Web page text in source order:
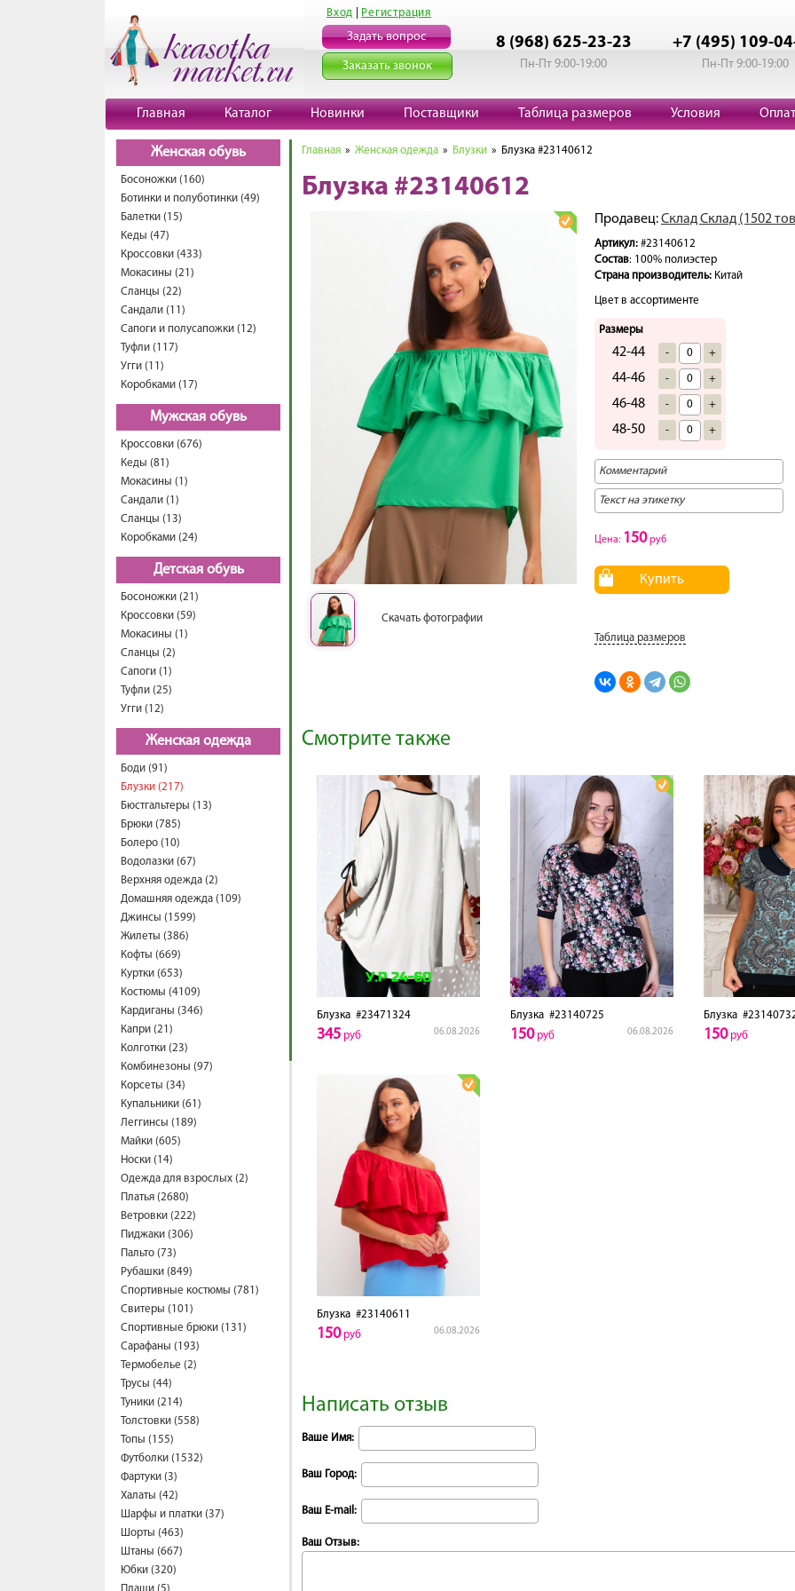
Вход Регистрация
Задать вопрос
Заказать звонок
8 (968) 625-23-23
Пн-Пт 9:00-19:00
+7 (495) 109-
Пн-Пт 9:00-19:00
Главная Каталог Новинки Поставщики Таблица размеров Условия
Женская обувь
Босоножки (160)
Ботинки и полуботинки (49)
Балетки (15)
Кеды (47)
Кроссовки (433)
Мокасины (21)
Сланцы (22)
Сандали (11)
Сапоги и полусапожки (12)
Туфли (117)
Угги (11)
Коробками (17)
Мужская обувь
Кроссовки (676)
Кеды (81)
Мокасины (1)
Сандали (1)
Сланцы (13)
Коробками (24)
Детская обувь
Босоножки (21)
Кроссовки (59)
Мокасины (1)
Сланцы (2)
Сапоги (1)
Туфли (25)
Угги (12)
Женская одежда
Боди (91)
Блузки (217)
Бюстгальтеры (13)
Брюки (785)
Болеро (10)
Водолазки (67)
Верхняя одежда (2)
Домашняя одежда (109)
Джинсы (1599)
Жилеты (386)
Кофты (669)
Куртки (653)
Костюмы (4109)
Кардиганы (346)
Капри (21)
Колготки (23)
Комбинезоны (97)
Корсеты (34)
Купальники (61)
Леггинсы (189)
Майки (605)
Носки (14)
Одежда для взрослых (2)
Платья (2680)
Ветровки (222)
Пиджаки (306)
Пальто (73)
Рубашки (849)
Спортивные костюмы (781)
Свитеры (101)
Спортивные брюки (131)
Сарафаны (193)
Термобелье (2)
Трусы (44)
Туники (214)
Толстовки (558)
Топы (155)
Футболки (1532)
Фартуки (3)
Халаты (42)
Шарфы и платки (37)
Шорты (463)
Штаны (667)
Юбки (320)
Главная » Женская одежда » Блузки » Блузка #23140612
Блузка #23140612
Скачать фотографии
Продавец:Склад Склад (1502
Артикул: #23140612
Состав: 100% полиэстер
Страна производитель: Китай
Цвет в ассортименте
Размеры
42-44 - +
44-46 - +
46-48 - +
48-50 - +
Цена: 150руб
Купить
Таблица размеров
Смотрите также
Блузка #23471324
06.08.2026
345 руб
Блузка#23140725
06.08.2026
150руб
Блузка
150руб
Блузка #23140611
06.08.2026
150руб
Написать отзыв
Ваше Имя:
Ваш Город:
Ваш E-mail:
Ваш Отзыв: